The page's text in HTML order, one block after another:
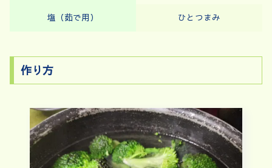
塩（茹で用） ひとつまみ
作り方